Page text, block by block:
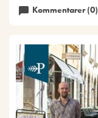
Kommentarer (0)